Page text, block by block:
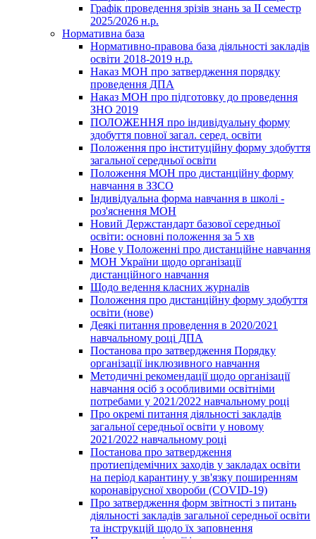
Графік проведення зрізів знань за ІІ семестр
2025/2026 н.р.
Нормативна база
Нормативно-правова база діяльності закладів
освіти 2018-2019 н.р.
Наказ МОН про затвердження порядку
проведення ДПА
Наказ МОН про підготовку до проведення
ЗНО 2019
ПОЛОЖЕННЯ про індивідуальну форму
здобуття повної загал. серед. освіти
Положення про інституційну форму здобуття
загальної середньої освіти
Положення МОН про дистанційну форму
навчання в ЗЗСО
Індивідуальна форма навчання в школі -
роз'яснення МОН
Новий Держстандарт базової середньої
освіти: основні положення за 5 хв
Нове у Положенні про дистанційне навчання
МОН України щодо організації
дистанційного навчання
Щодо ведення класних журналів
Положення про дистанційну форму здобуття
освіти (нове)
Деякі питання проведення в 2020/2021
навчальному році ДПА
Постанова про затвердження Порядку
організації інклюзивного навчання
Методичні рекомендації щодо організації
навчання осіб з особливими освітніми
потребами у 2021/2022 навчальному році
Про окремі питання діяльності закладів
загальної середньої освіти у новому
2021/2022 навчальному році
Постанова про затвердження
протиепідемічних заходів у закладах освіти
на період карантину у зв'язку поширенням
коронавірусної хвороби (COVID-19)
Про затвердження форм звітності з питань
діяльності закладів загальної середньої освіти
та інструкцій щодо їх заповнення